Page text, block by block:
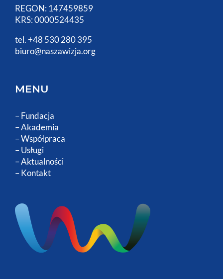
REGON: 147459859
KRS: 0000524435
tel. +48 530 280 395
biuro@naszawizja.org
MENU
–Fundacja
–Akademia
–Współpraca
–Usługi
–Aktualności
–Kontakt